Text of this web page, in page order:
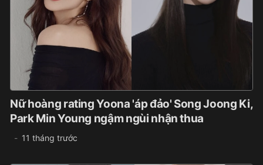
Nữ hoàng rating Yoona 'áp đảo' Song Joong Ki,
Park Min Young ngậm ngùi nhận thua
11 tháng trước